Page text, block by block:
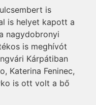
is
is helyet kapott a
nagydobronyi
is meghívót
Kárpátiban
Katerina Feninec,
is ott volt a bő